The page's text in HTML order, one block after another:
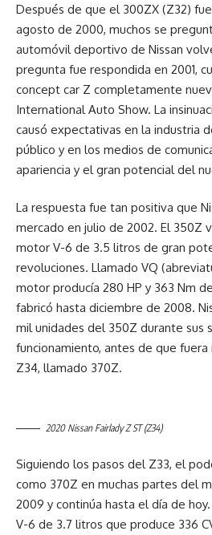
Después de que el 300ZX (Z32)
agosto de 2000, muchos se
automóvil deportivo de Nissan
pregunta fue respondida en 2001,
concept car Z completamente
International Auto Show. La
causó expectativas en la industria
público y en los medios de
apariencia y el gran potencial del
La respuesta fue tan positiva que
mercado en julio de 2002. El 350Z
motor V-6 de 3.5 litros de gran
revoluciones. Llamado VQ
motor producía 280 HP y ​​363 Nm
fabricó hasta diciembre de 2008.
mil unidades del 350Z durante sus
funcionamiento, antes de que
Z34, llamado 370Z.
2020 Nissan Fairlady Z ST (Z34)
Siguiendo los pasos del Z33, el
como 370Z en muchas partes del
2009 y continúa hasta el día de
V-6 de 3.7 litros que produce 336